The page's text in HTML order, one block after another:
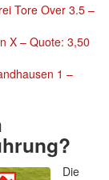
Tore Over 3.5 –
X – Quote: 3,50
1 –
Die